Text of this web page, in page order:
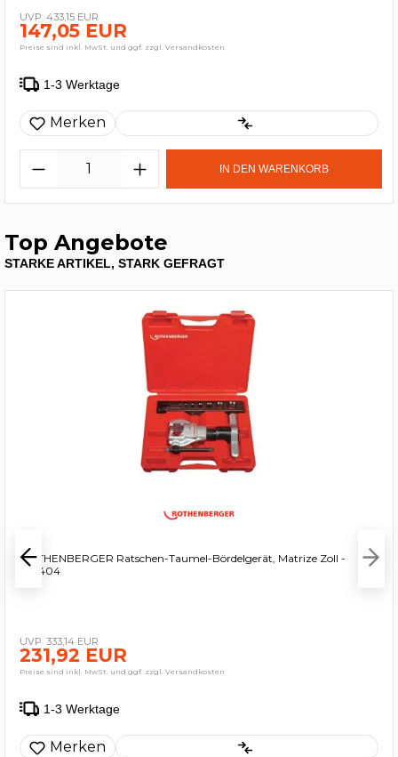
433,15 EUR
147,05 EUR
Preise sind inkl. MwSt. und ggf. zzgl. Versandkosten
1-3 Werktage
Merken
IN DEN WARENKORB
Top Angebote
STARKE ARTIKEL, STARK GEFRAGT
ROTHENBERGER Ratschen-Taumel-Bördelgerät, Matrize Zoll -
222404
333,14 EUR
231,92 EUR
Preise sind inkl. MwSt. und ggf. zzgl. Versandkosten
1-3 Werktage
Merken